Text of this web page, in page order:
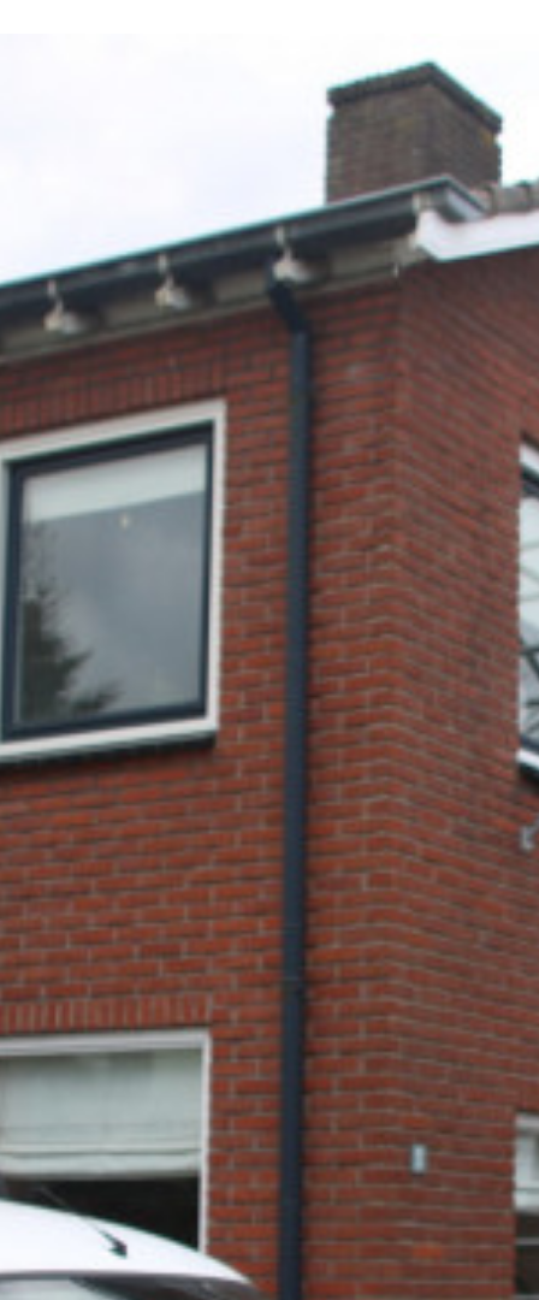
deurbeslag op garagedeur in afwijkende kleur geschilderd.
En zo waren er meer gedetailleerde werkzaamheden aan
deze woning, waar de schilders met plezier aan hebben